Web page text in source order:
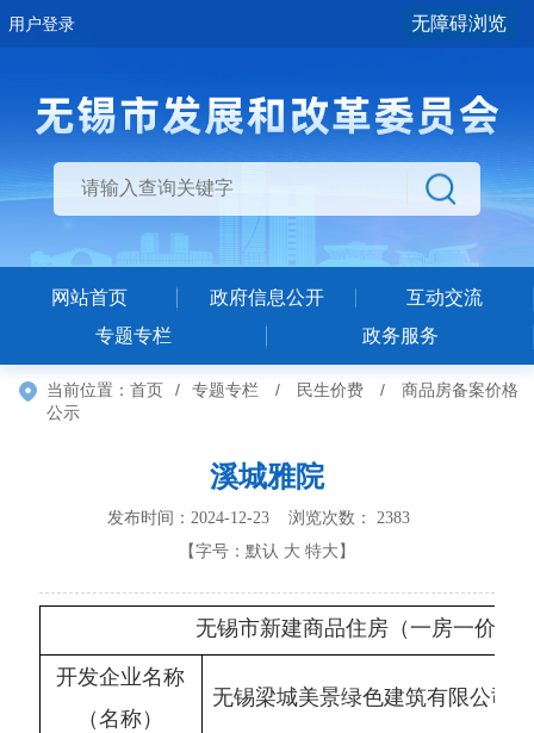
用户登录 无障碍浏览
网站首页 政府信息公开
互动交流
专题专栏
政务服务
当前位置： 首页 / 专题专栏 / 民生价费 /
商品房备案价格
公示
溪城雅院
发布时间：2024-12-23 浏览次数：2383
【字号： 默认 大 特大 】
无锡市新建商品住房（一房一价）
开发企业名称
（名称）
无锡梁城美景绿色建筑有限公司